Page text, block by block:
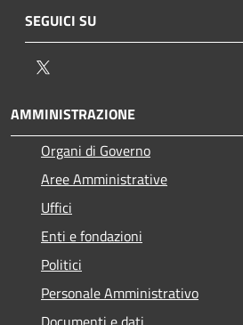
SEGUICI SU
AMMINISTRAZIONE
Organi di Governo
Aree Amministrative
Uffici
Enti e fondazioni
Politici
Personale Amministrativo